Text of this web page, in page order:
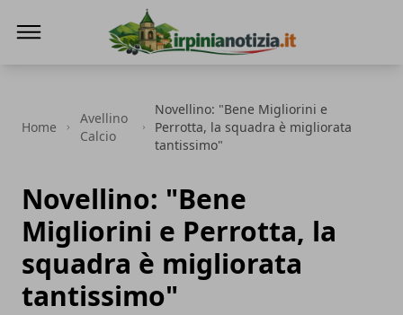
Home
Avellino
Calcio
Novellino: "Bene Migliorini e
Perrotta, la squadra è migliorata
tantissimo"
Novellino: "Bene
Migliorini e Perrotta, la
squadra è migliorata
tantissimo"